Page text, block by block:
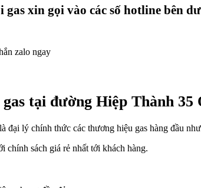
gas xin gọi vào các số hotline bên
zalo ngay
tại đường Hiệp Thành 35
là đại lý chính thức các thương hiệu gas hàng đầu như
chính sách giá rẻ nhất tới khách hàng.